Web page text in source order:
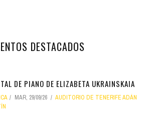
DESTACADOS
DE PIANO DE ELIZABETA UKRAINSKAIA
MAR, 29/09/26
AUDITORIO DE TENERIFE ADÁN